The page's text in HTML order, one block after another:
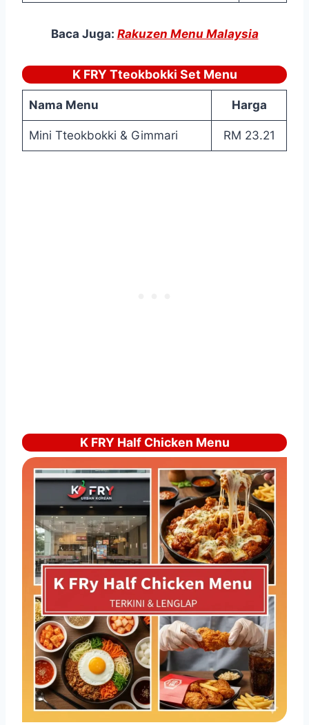
Baca Juga: Rakuzen Menu Malaysia
K FRY Tteokbokki Set Menu
Nama Menu Harga
Mini Tteokbokki & Gimmari RM 23.21
K FRY Half Chicken Menu